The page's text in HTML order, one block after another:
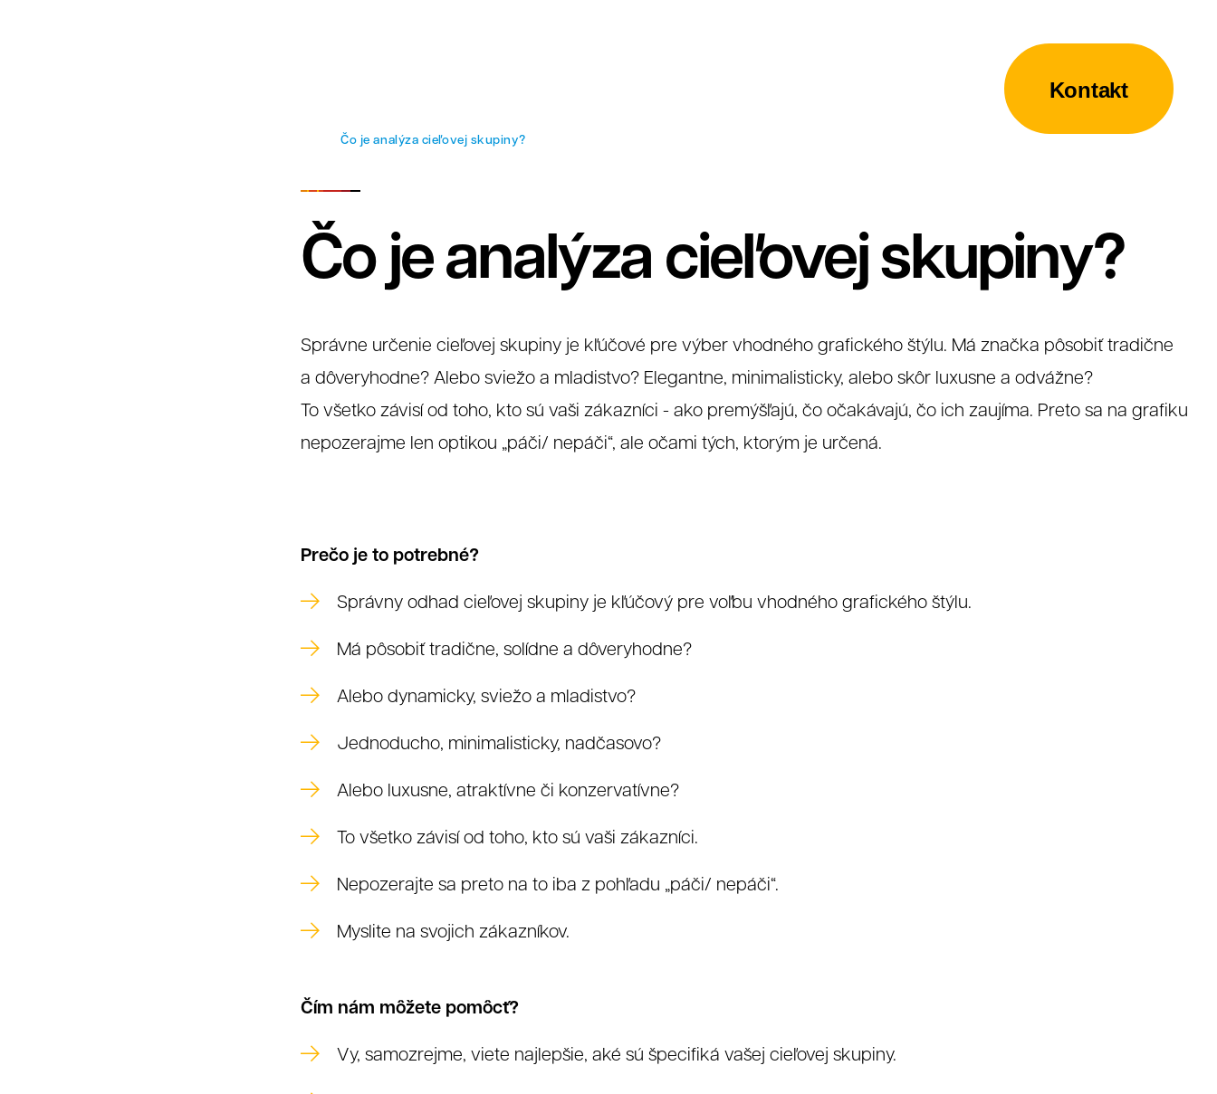
Čo je analýza cieľovej skupiny?
Čo je analýza cieľovej skupiny?
Správne určenie cieľovej skupiny je kľúčové pre výber vhodného grafického štýlu. Má značka pôsobiť tradične
a dôveryhodne? Alebo sviežo a mladistvo? Elegantne, minimalisticky, alebo skôr luxusne a odvážne?
To všetko závisí od toho, kto sú vaši zákazníci - ako premýšľajú, čo očakávajú, čo ich zaujíma. Preto sa na grafiku
nepozerajme len optikou „páči/ nepáči“, ale očami tých, ktorým je určená.
Prečo je to potrebné?
Správny odhad cieľovej skupiny je kľúčový pre voľbu vhodného grafického štýlu.
Má pôsobiť tradične, solídne a dôveryhodne?
Alebo dynamicky, sviežo a mladistvo?
Jednoducho, minimalisticky, nadčasovo?
Alebo luxusne, atraktívne či konzervatívne?
To všetko závisí od toho, kto sú vaši zákazníci.
Nepozerajte sa preto na to iba z pohľadu „páči/ nepáči“.
Myslite na svojich zákazníkov.
Čím nám môžete pomôcť?
Vy, samozrejme, viete najlepšie, aké sú špecifiká vašej cieľovej skupiny.
Kontakt